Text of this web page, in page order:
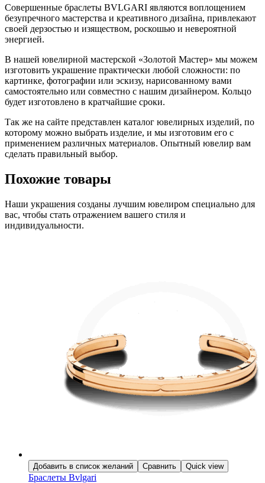
Совершенные браслеты BVLGARI являются воплощением
безупречного мастерства и креативного дизайна, привлекают
своей дерзостью и изяществом, роскошью и невероятной
энергией.
В нашей ювелирной мастерской «Золотой Мастер» мы можем
изготовить украшение практически любой сложности: по
картинке, фотографии или эскизу, нарисованному вами
самостоятельно или совместно с нашим дизайнером. Кольцо
будет изготовлено в кратчайшие сроки.
Так же на сайте представлен каталог ювелирных изделий, по
которому можно выбрать изделие, и мы изготовим его с
применением различных материалов. Опытный ювелир вам
сделать правильный выбор.
Похожие товары
Наши украшения созданы лучшим ювелиром специально для
вас, чтобы стать отражением вашего стиля и
индивидуальности.
Добавить в список желаний Сравнить Quick view
Браслеты Bvlgari